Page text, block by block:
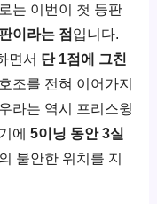
는 이번이 첫 등판
이라는 점입니다.
면서 단 1점에 그친
조를 전혀 이어가지
라는 역시 프리스윙
에5이닝 동안 3실
불안한 위치를 지